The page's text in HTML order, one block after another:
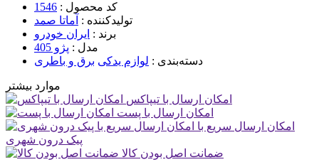
کد محصول : 1546
تولیدکننده : آماتا صمد
برند : ایران خودرو
مدل : پژو 405
دسته‌بندی : لوازم یدکی برق و باطری
موارد بیشتر
امکان ارسال با تیپاکس
امکان ارسال با پست
امکان ارسال سریع با
پیک درون شهری
ضمانت اصل بودن کالا